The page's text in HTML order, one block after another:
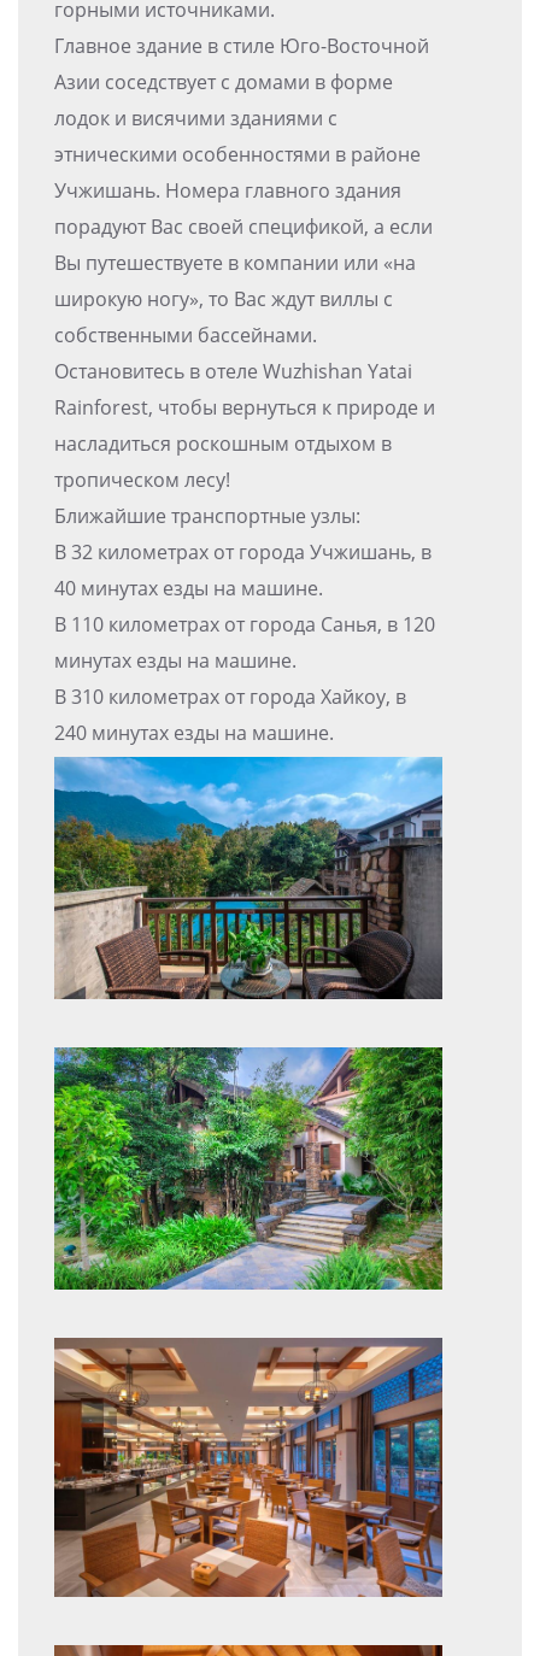
горными источниками.
Главное здание в стиле Юго-Восточной
Азии соседствует с домами в форме
лодок и висячими зданиями с
этническими особенностями в районе
Учжишань. Номера главного здания
порадуют Вас своей спецификой, а если
Вы путешествуете в компании или «на
широкую ногу», то Вас ждут виллы с
собственными бассейнами.
Остановитесь в отеле Wuzhishan Yatai
Rainforest, чтобы вернуться к природе и
насладиться роскошным отдыхом в
тропическом лесу!
Ближайшие транспортные узлы:
В 32 километрах от города Учжишань, в
40 минутах езды на машине.
В 110 километрах от города Санья, в 120
минутах езды на машине.
В 310 километрах от города Хайкоу, в
240 минутах езды на машине.